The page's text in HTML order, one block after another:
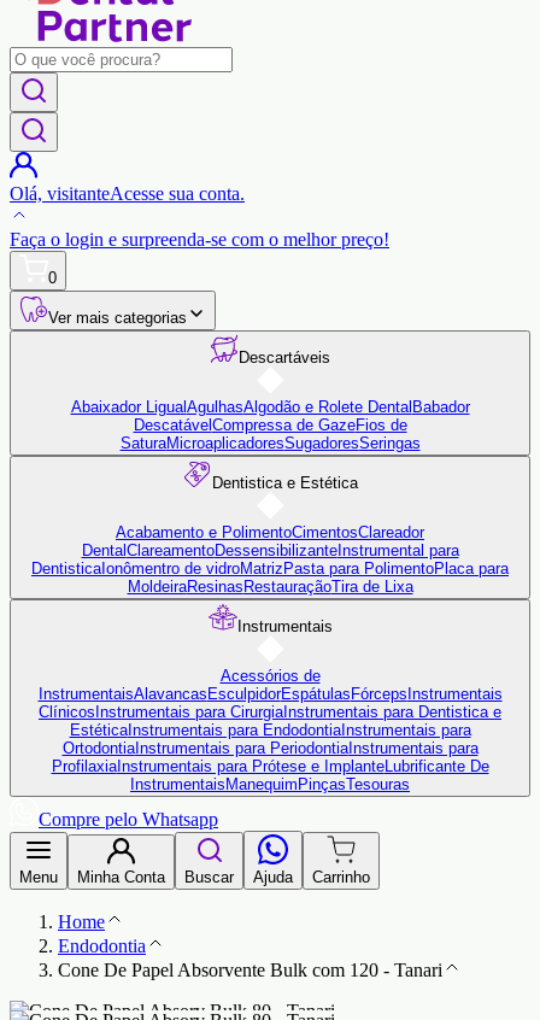
Olá, visitanteAcesse sua conta.
Faça o login e surpreenda-se com o melhor preço!
0
Ver mais categorias
Descartáveis
Abaixador Ligual AgulhasAlgodão e Rolete Dental Babador
Descatável Compressa de GazeFios de
SaturaMicroaplicadoresSugadoresSeringas
Dentistica e Estética
Acabamento e PolimentoCimentosClareador
Dental ClareamentoDessensibilizanteInstrumental para
Dentistica Ionômentro de vidroMatriz Pasta para PolimentoPlaca para
MoldeiraResinas RestauraçãoTira de Lixa
Instrumentais
Acessórios de
InstrumentaisAlavancas EsculpidorEspátulas Fórceps Instrumentais
Clínicos Instrumentais para Cirurgia Instrumentais para Dentistica e
EstéticaInstrumentais para EndodontiaInstrumentais para
OrtodontiaInstrumentais para PeriodontiaInstrumentais para
ProfilaxiaInstrumentais para Prótese e ImplanteLubrificante De
Instrumentais Manequim PinçasTesouras
Compre pelo Whatsapp
Menu Minha Conta Buscar Ajuda Carrinho
Home
Endodontia
Cone De Papel Absorvente Bulk com 120 - Tanari